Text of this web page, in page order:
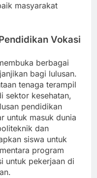
masyarakat
Vokasi
berbagai
bagi lulusan.
tenaga terampil
sektor kesehatan,
pendidikan
untuk masuk dunia
dan
siswa untuk
program
untuk pekerjaan di